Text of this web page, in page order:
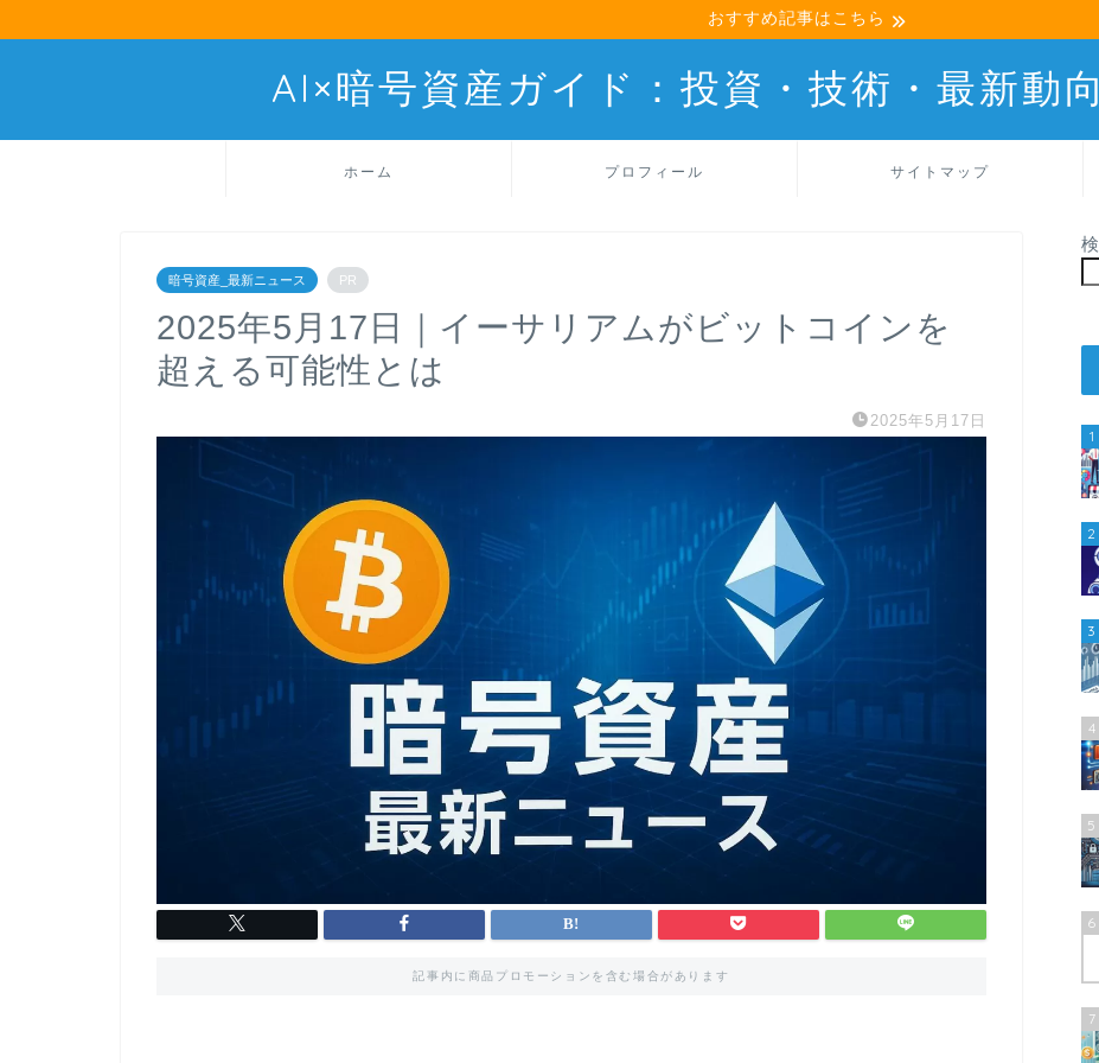
おすすめ記事はこちら
AI×暗号資産ガイド：投資・技術・最新動
ホーム プロフィール サイトマップ
暗号資産_最新ニュース PR
2025年5月17日｜イーサリアムがビットコインを
超える可能性とは
2025年5月17日
記事内に商品プロモーションを含む場合があります
1
2
3
4
5
6
7